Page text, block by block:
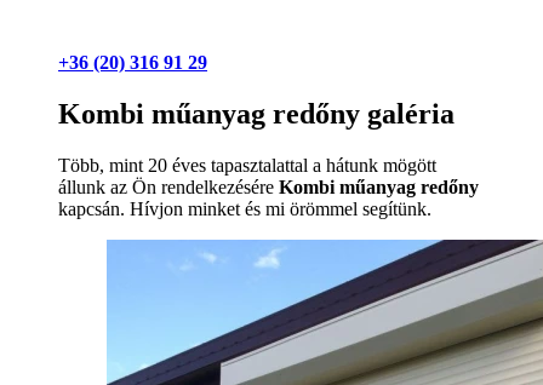
+36 (20) 316 91 29
Kombi műanyag redőny galéria
Több, mint 20 éves tapasztalattal a hátunk mögött
állunk az Ön rendelkezésére Kombi műanyag redőny
kapcsán. Hívjon minket és mi örömmel segítünk.